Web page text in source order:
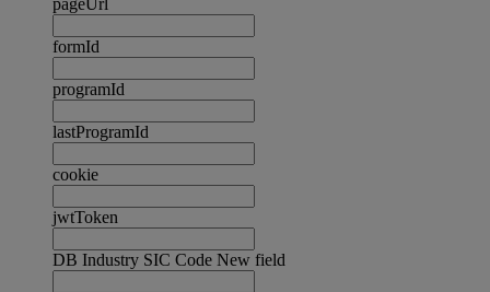
pageUrl
formId
programId
lastProgramId
cookie
jwtToken
DB Industry SIC Code New field